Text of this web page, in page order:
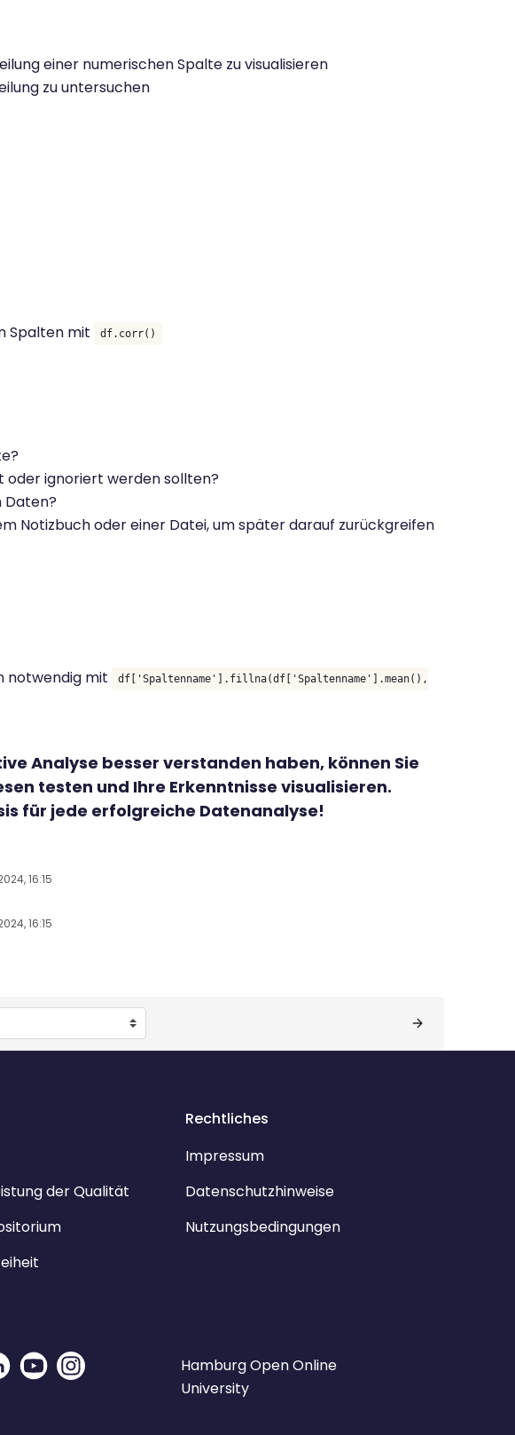
einer numerischen Spalte zu visualisieren
zu untersuchen
Spalten mit df.corr()
oder ignoriert werden sollten?
Daten?
Notizbuch oder einer Datei, um später darauf zurückgreifen
notwendig mit
df['Spaltenname'].fillna(df['Spaltenname'].mean(),
Analyse besser verstanden haben, können Sie
testen und Ihre Erkenntnisse visualisieren.
für jede erfolgreiche Datenanalyse!
16:15
16:15
der Qualität
Rechtliches
Impressum
Datenschutzhinweise
Nutzungsbedingungen
Hamburg Open Online
University